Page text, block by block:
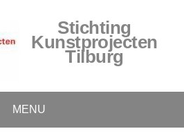
Stichting
Kunstprojecten
Tilburg
MENU